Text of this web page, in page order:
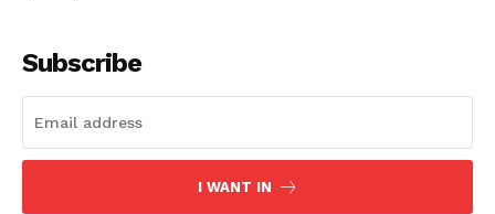
Subscribe
I WANT IN